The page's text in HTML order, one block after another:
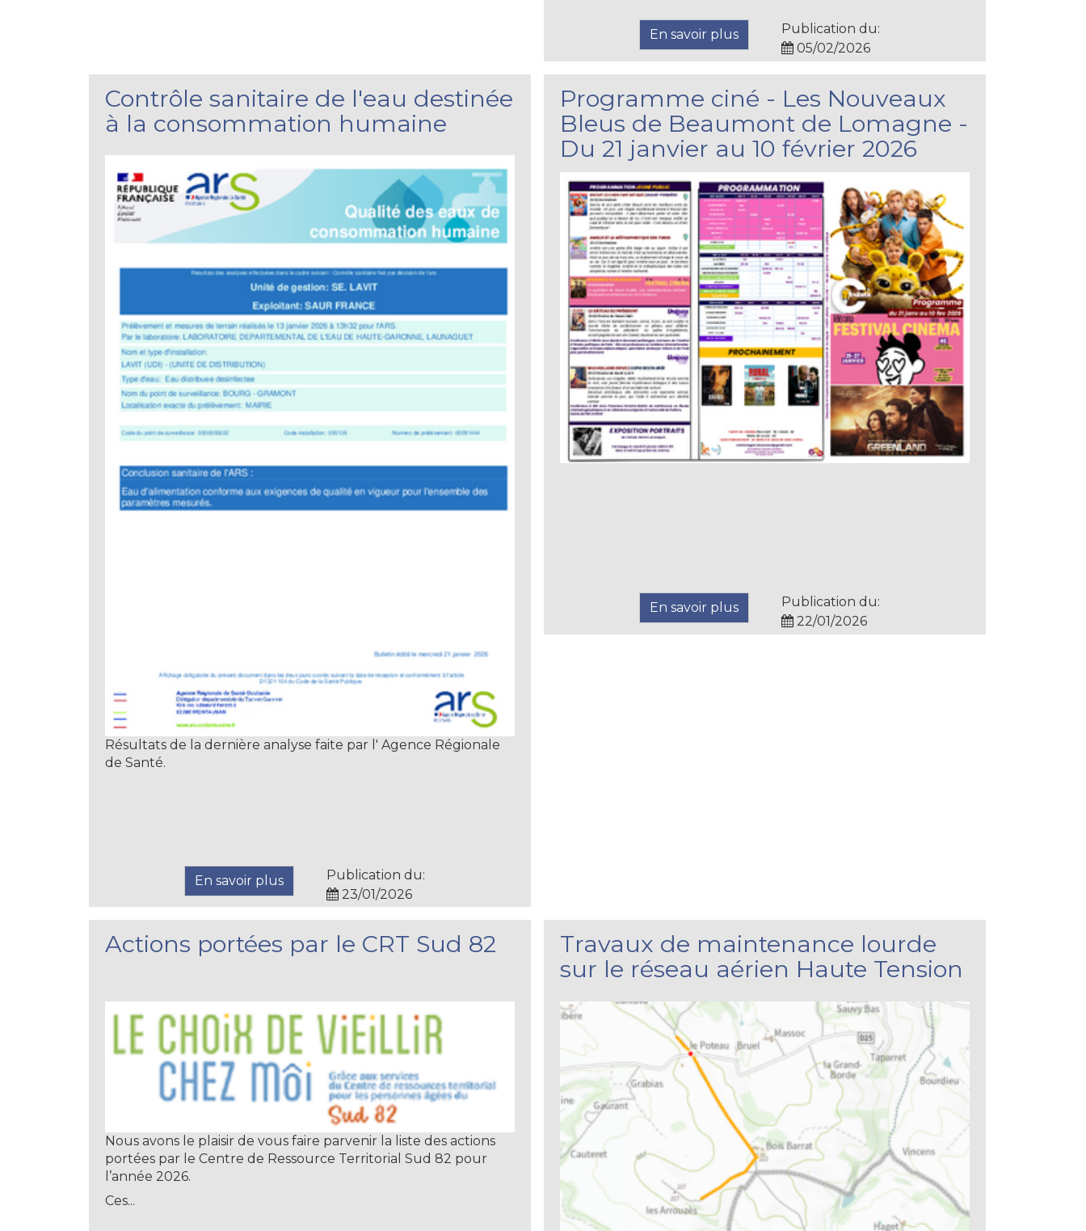
En savoir plus
Publication du:
05/02/2026
Contrôle sanitaire de l'eau destinée
à la consommation humaine
Résultats de la dernière analyse faite par l' Agence Régionale
de Santé.
En savoir plus
Publication du:
23/01/2026
Programme ciné - Les Nouveaux
Bleus de Beaumont de Lomagne -
Du 21 janvier au 10 février 2026
En savoir plus
Publication du:
22/01/2026
Actions portées par le CRT Sud 82
Nous avons le plaisir de vous faire parvenir la liste des actions
portées par le Centre de Ressource Territorial Sud 82 pour
l’année 2026.
Ces...
Travaux de maintenance lourde
sur le réseau aérien Haute Tension